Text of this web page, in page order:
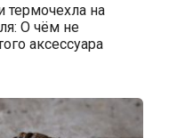
термочехла на
О чём не
аксессуара